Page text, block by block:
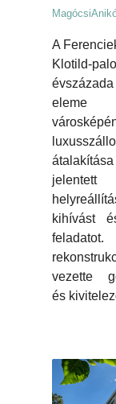
A
Klotild-
kihívást
vezette
és